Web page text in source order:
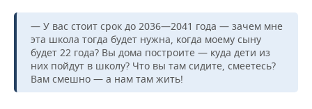
— У вас стоит срок до 2036—2041 года — зачем мне
эта школа тогда будет нужна, когда моему сыну
будет 22 года? Вы дома построите — куда дети из
них пойдут в школу? Что вы там сидите, смеетесь?
Вам смешно — а нам там жить!